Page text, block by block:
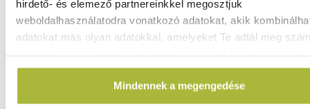
hirdető- és elemező partnereinkkel megosztjuk
weboldalhasználatodra vonatkozó adatokat, akik
adatokat más olyan adatokkal, amelyeket Te adtál meg
Mindennek a megengedése
Raktáron